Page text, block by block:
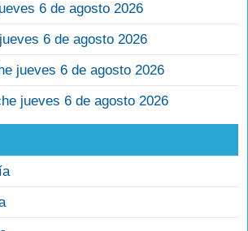
6 de agosto 2026
6 de agosto 2026
jueves 6 de agosto 2026
jueves 6 de agosto 2026